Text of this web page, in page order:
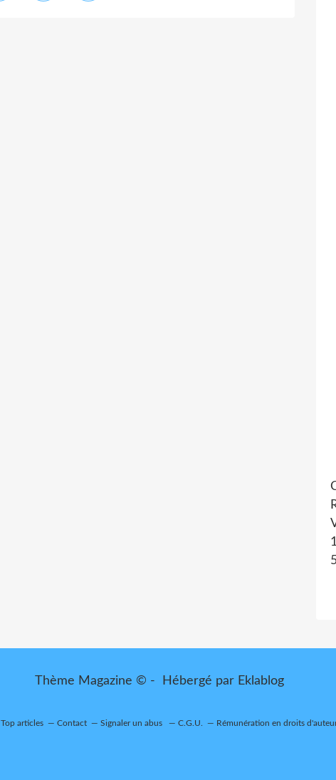
Thème Magazine © - Hébergé par Eklablog
Top articles Contact Signaler un abus C.G.U. Rémunération en droits